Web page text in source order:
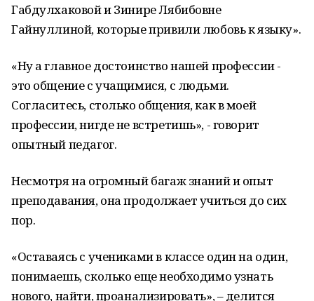
Габдулхаковой и Зинире Лябибовне
Гайнуллиной, которые привили любовь к языку».
«Ну а главное достоинство нашей профессии -
это общение с учащимися, с людьми.
Согласитесь, столько общения, как в моей
профессии, нигде не встретишь», - говорит
опытный педагог.
Несмотря на огромный багаж знаний и опыт
преподавания, она продолжает учиться до сих
пор.
«Оставаясь с учениками в классе один на один,
понимаешь, сколько еще необходимо узнать
нового, найти, проанализировать», – делится